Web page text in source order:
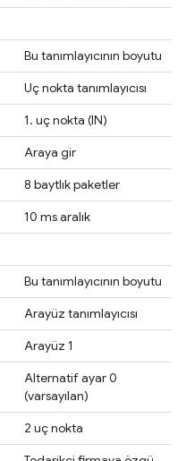
Bu tanımlayıcının boyutu
Uç nokta tanımlayıcısı
1. uç nokta (IN)
Araya gir
8 baytlık paketler
10 ms aralık
Bu tanımlayıcının boyutu
Arayüz tanımlayıcısı
Arayüz 1
Alternatif ayar 0
(varsayılan)
2 uç nokta